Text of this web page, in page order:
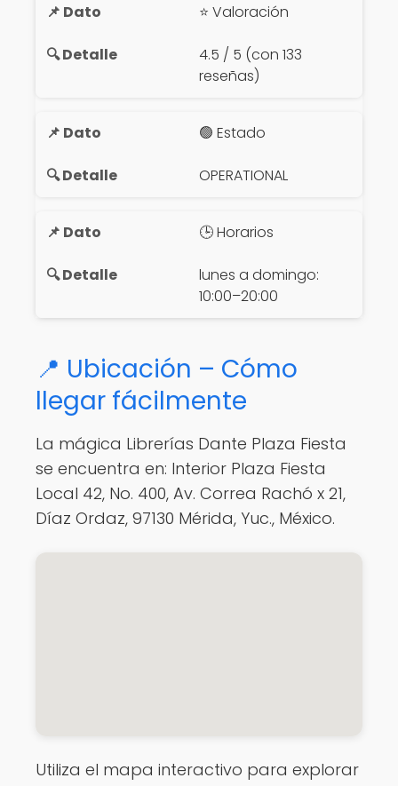
⭐ Valoración
4.5 / 5 (con 133
reseñas)
🟢 Estado
OPERATIONAL
🕒 Horarios
lunes a domingo:
10:00–20:00
📍 Ubicación – Cómo
llegar fácilmente
La mágica Librerías Dante Plaza Fiesta
se encuentra en: Interior Plaza Fiesta
Local 42, No. 400, Av. Correa Rachó x 21,
Díaz Ordaz, 97130 Mérida, Yuc., México.
Utiliza el mapa interactivo para explorar